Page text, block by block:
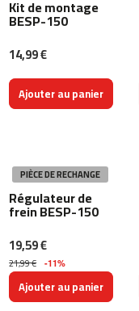
m
-
6
0
-
4
0
0
m
c
-
4
Kit de montage
BESP-150
14,99 €
Ajouter au panier
PIÈCE DE RECHANGE
Régulateur de
frein BESP-150
19,59 €
21,99 € -11%
Ajouter au panier